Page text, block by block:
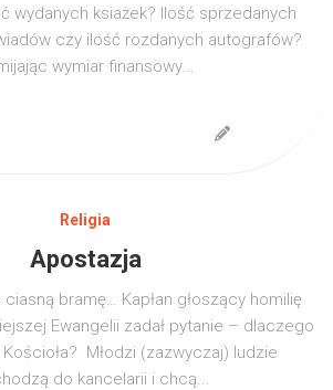
wydanych ksiażek? Ilość sprzedanych
czy ilość rozdanych autografów?
wymiar finansowy...
Religia
Apostazja
bramę… Kapłan głoszący homilię
Ewangelii zadał pytanie – dlaczego
Młodzi (zazwyczaj) ludzie
do kancelarii i chcą...